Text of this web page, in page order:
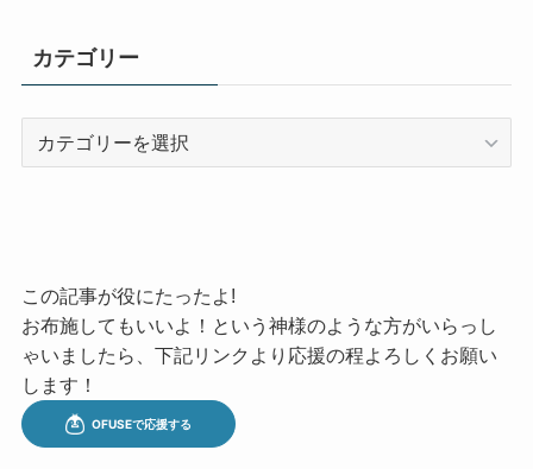
カテゴリー
この記事が役にたったよ!
お布施してもいいよ！という神様のような方がいらっし
ゃいましたら、下記リンクより応援の程よろしくお願い
します！